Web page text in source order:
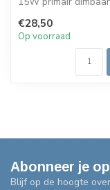
verlichting
€28,50
Op voorraad
Abonneer je
Blijf op de hoogte